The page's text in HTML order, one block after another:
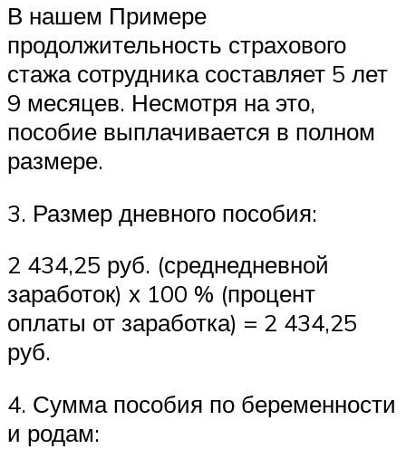
В нашем Примере
продолжительность страхового
стажа сотрудника составляет 5 лет
9 месяцев. Несмотря на это,
пособие выплачивается в полном
размере.
3. Размер дневного пособия:
2 434,25 руб. (среднедневной
заработок) х 100 % (процент
оплаты от заработка) = 2 434,25
руб.
4. Сумма пособия по беременности
и родам: